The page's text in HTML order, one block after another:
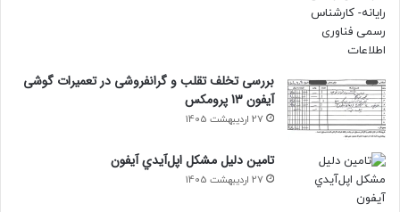
بررسی تخلف تقلب و گرانفروشی در تعمیرات گوشی
آیفون 13 پرومکس
27 اردیبهشت 1405
تامين دليل مشکل اپل‌آيدي آيفون
27 اردیبهشت 1405